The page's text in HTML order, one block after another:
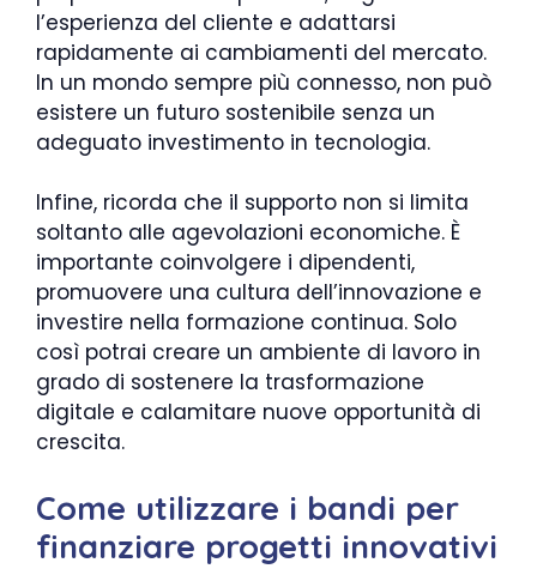
l’esperienza del cliente e adattarsi
rapidamente ai cambiamenti del mercato.
In un mondo sempre più connesso, non può
esistere un futuro sostenibile senza un
adeguato investimento in tecnologia.
Infine, ricorda che il supporto non si limita
soltanto alle agevolazioni economiche. È
importante coinvolgere i dipendenti,
promuovere una cultura dell’innovazione e
investire nella formazione continua. Solo
così potrai creare un ambiente di lavoro in
grado di sostenere la trasformazione
digitale e calamitare nuove opportunità di
crescita.
Come utilizzare i bandi per
finanziare progetti innovativi